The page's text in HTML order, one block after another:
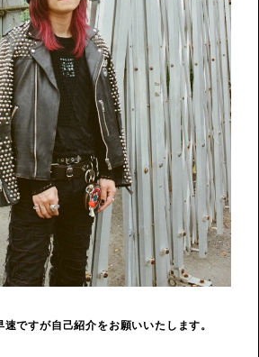
ですが自己紹介をお願いいたします。